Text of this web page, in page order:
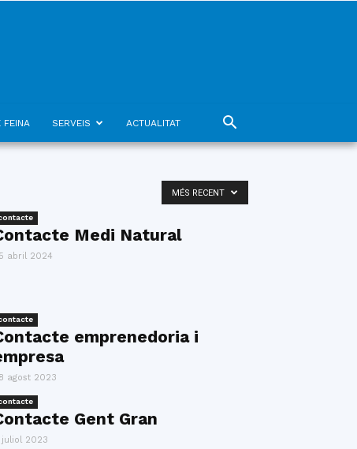
FEINA SERVEIS ACTUALITAT
MÉS RECENT
Medi Natural
abril 2024
emprenedoria i
agost 2023
Gent Gran
juliol 2023